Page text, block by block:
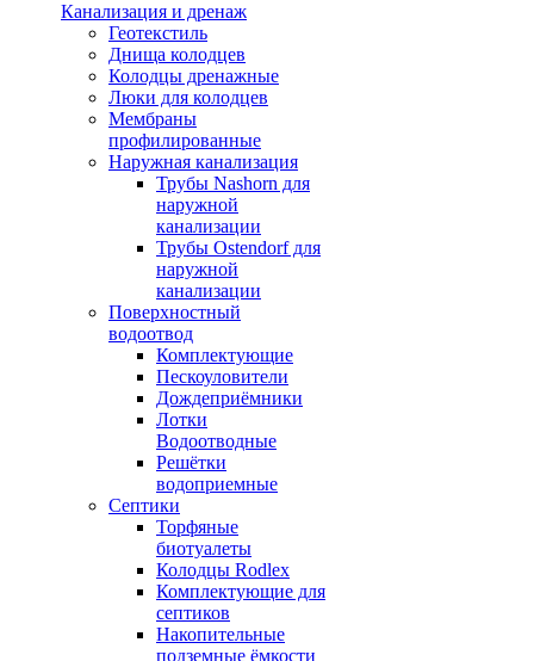
Канализация и дренаж
Геотекстиль
Днища колодцев
Колодцы дренажные
Люки для колодцев
Мембраны
профилированные
Наружная канализация
Трубы Nashorn для
наружной
канализации
Трубы Ostendorf для
наружной
канализации
Поверхностный
водоотвод
Комплектующие
Пескоуловители
Дождеприёмники
Лотки
Водоотводные
Решётки
водоприемные
Септики
Торфяные
биотуалеты
Колодцы Rodlex
Комплектующие для
септиков
Накопительные
подземные ёмкости